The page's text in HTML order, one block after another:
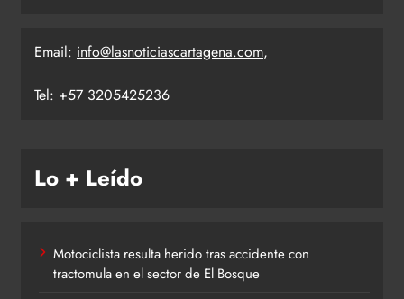
Email: info@lasnoticiascartagena.com,
Tel: +57 3205425236
Lo + Leído
Motociclista resulta herido tras accidente con
tractomula en el sector de El Bosque